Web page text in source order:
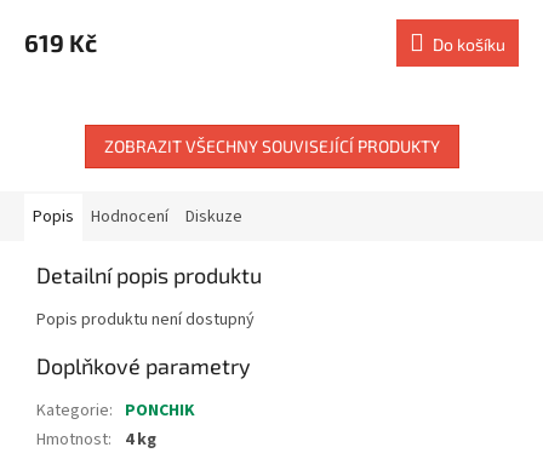
619 Kč Do košíku
ZOBRAZIT VŠECHNY SOUVISEJÍCÍ PRODUKTY
Popis Hodnocení Diskuze
Detailní popis produktu
Popis produktu není dostupný
Doplňkové parametry
Kategorie: PONCHIK
Hmotnost: 4 kg